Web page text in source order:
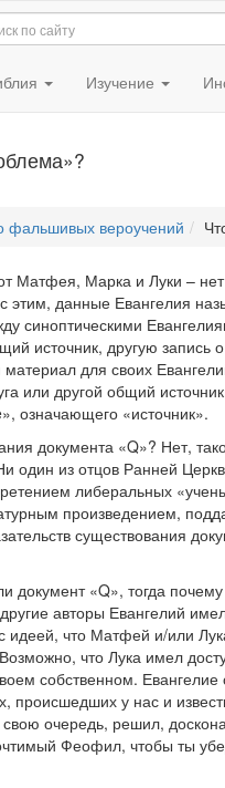
Изучение
фальшивых вероучений
Матфея, Марка и Луки –
этим, данные Евангелия
синоптическими
источник, другую
материал для своих
или другой общий
означающего «источник».
документа «Q»? Нет,
один из отцов Ранней
либеральных
произведением,
существования
«Q», тогда
авторы Евангелий
что Матфей и/или
что Лука имел
собственном.
происшедших у нас и
очередь, решил,
Феофил, чтобы ты